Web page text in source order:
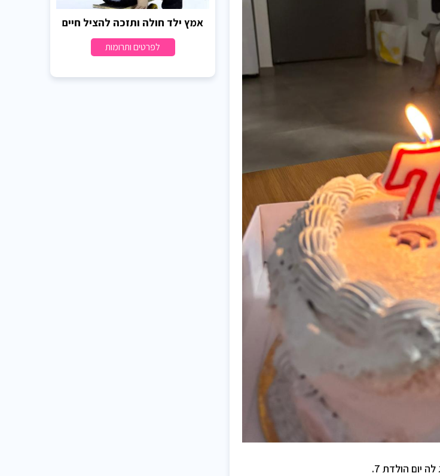
אמץ ילד חולה ותזכה להציל חיים
לפרטים ותרומות